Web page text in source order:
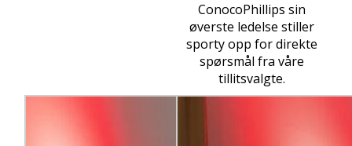
ConocoPhillips sin
øverste ledelse stiller
sporty opp for direkte
spørsmål fra våre
tillitsvalgte.